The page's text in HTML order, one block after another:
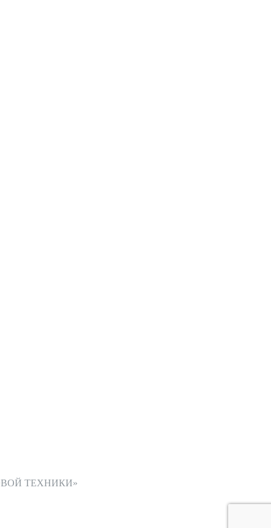
ТЕХНИКИ»